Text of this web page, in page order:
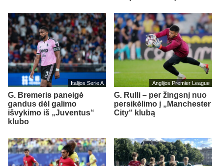
Italijos Serie A
G. Bremeris paneigė
gandus dėl galimo
išvykimo iš „Juventus“
klubo
Anglijos Premier League
G. Rulli – per žingsnį nuo
persikėlimo į „Manchester
City“ klubą